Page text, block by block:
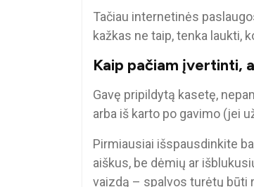
Tačiau internetinės
kažkas ne taip, tenka laukti,
Kaip pačiam įvertinti,
Gavę pripildytą kasetę,
arba iš karto po gavimo (jei
Pirmiausiai išspausdinkite
aiškus, be dėmių ar
vaizdą – spalvos turėtų būti